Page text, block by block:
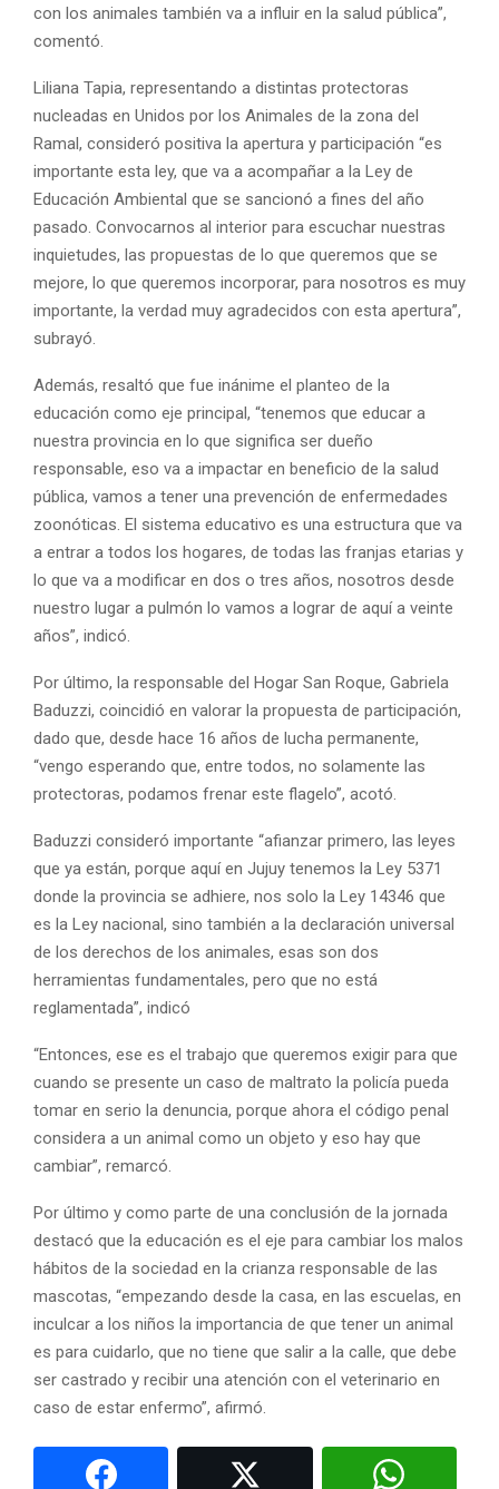
con los animales también va a influir en la salud pública”,
comentó.
Liliana Tapia, representando a distintas protectoras
nucleadas en Unidos por los Animales de la zona del
Ramal, consideró positiva la apertura y participación “es
importante esta ley, que va a acompañar a la Ley de
Educación Ambiental que se sancionó a fines del año
pasado. Convocarnos al interior para escuchar nuestras
inquietudes, las propuestas de lo que queremos que se
mejore, lo que queremos incorporar, para nosotros es muy
importante, la verdad muy agradecidos con esta apertura”,
subrayó.
Además, resaltó que fue inánime el planteo de la
educación como eje principal, “tenemos que educar a
nuestra provincia en lo que significa ser dueño
responsable, eso va a impactar en beneficio de la salud
pública, vamos a tener una prevención de enfermedades
zoonóticas. El sistema educativo es una estructura que va
a entrar a todos los hogares, de todas las franjas etarias y
lo que va a modificar en dos o tres años, nosotros desde
nuestro lugar a pulmón lo vamos a lograr de aquí a veinte
años”, indicó.
Por último, la responsable del Hogar San Roque, Gabriela
Baduzzi, coincidió en valorar la propuesta de participación,
dado que, desde hace 16 años de lucha permanente,
“vengo esperando que, entre todos, no solamente las
protectoras, podamos frenar este flagelo”, acotó.
Baduzzi consideró importante “afianzar primero, las leyes
que ya están, porque aquí en Jujuy tenemos la Ley 5371
donde la provincia se adhiere, nos solo la Ley 14346 que
es la Ley nacional, sino también a la declaración universal
de los derechos de los animales, esas son dos
herramientas fundamentales, pero que no está
reglamentada”, indicó
“Entonces, ese es el trabajo que queremos exigir para que
cuando se presente un caso de maltrato la policía pueda
tomar en serio la denuncia, porque ahora el código penal
considera a un animal como un objeto y eso hay que
cambiar”, remarcó.
Por último y como parte de una conclusión de la jornada
destacó que la educación es el eje para cambiar los malos
hábitos de la sociedad en la crianza responsable de las
mascotas, “empezando desde la casa, en las escuelas, en
inculcar a los niños la importancia de que tener un animal
es para cuidarlo, que no tiene que salir a la calle, que debe
ser castrado y recibir una atención con el veterinario en
caso de estar enfermo”, afirmó.